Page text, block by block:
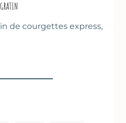
de courgettes express,